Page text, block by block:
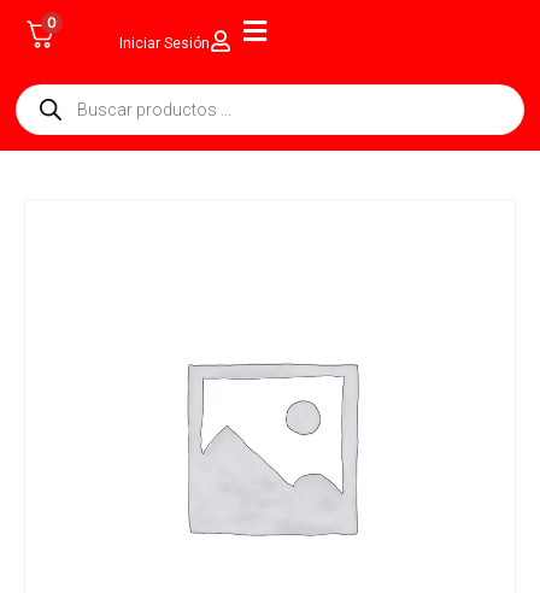
0
Iniciar Sesión